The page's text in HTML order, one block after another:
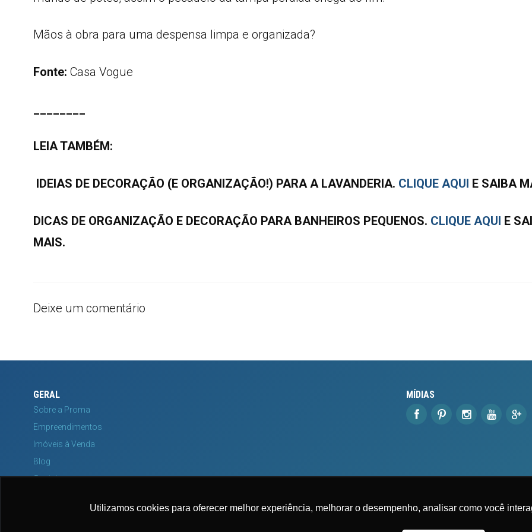
Utilizamos cookies para oferecer melhor experiência, melhorar o desempenho, analisar como você
Mãos à obra para uma despensa limpa e organizada?
Fonte: Casa Vogue
LEIA TAMBÉM:
IDEIAS DE DECORAÇÃO (E ORGANIZAÇÃO!) PARA A LAVANDERIA. CLIQUE AQUI E SAIBA
DICAS DE ORGANIZAÇÃO E DECORAÇÃO PARA BANHEIROS PEQUENOS. CLIQUE AQUI E
MAIS.
Deixe um comentário
GERAL
Sobre a Proma
Empreendimentos
Imóveis à Venda
Blog
Contato
MÍDIAS